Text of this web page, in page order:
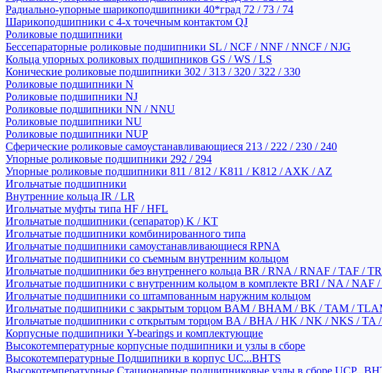
Радиально-упорные шарикоподшипники 40*град 72 / 73 / 74
Шарикоподшипники с 4-х точечным контактом QJ
Роликовые подшипники
Бессепараторные роликовые подшипники SL / NCF / NNF / NNCF / NJG
Кольца упорных роликовых подшипников GS / WS / LS
Конические роликовые подшипники 302 / 313 / 320 / 322 / 330
Роликовые подшипники N
Роликовые подшипники NJ
Роликовые подшипники NN / NNU
Роликовые подшипники NU
Роликовые подшипники NUP
Сферические роликовые самоустанавливающиеся 213 / 222 / 230 / 240
Упорные роликовые подшипники 292 / 294
Упорные роликовые подшипники 811 / 812 / K811 / K812 / AXK / AZ
Игольчатые подшипники
Внутренние кольца IR / LR
Игольчатые муфты типа HF / HFL
Игольчатые подшипники (сепаратор) K / KT
Игольчатые подшипники комбинированного типа
Игольчатые подшипники самоустанавливающиеся RPNA
Игольчатые подшипники со съемным внутренним кольцом
Игольчатые подшипники без внутреннего кольца BR / RNA / RNAF / TAF /
Игольчатые подшипники с внутренним кольцом в комплекте BRI / NA /
Игольчатые подшипники со штампованным наружним кольцом
Игольчатые подшипники с закрытым торцом BAM / BHAM / BK / TAM /
Игольчатые подшипники с открытым торцом BA / BHA / HK / NK / NKS / TA
Корпусные подшипники Y-bearings и комплектующие
Высокотемпературные корпусные подшипники и узлы в сборе
Высокотемпературные Подшипники в корпус UC...BHTS
Высокотемпературные Стационарные подшипниковые узлы в сборе